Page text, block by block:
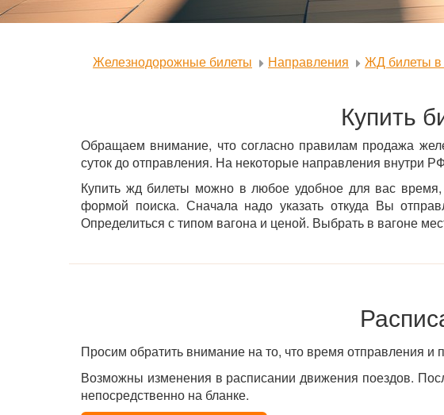
Железнодорожные билеты Направления ЖД билеты в
Купить
Обращаем внимание, что согласно правилам продажа
суток до отправления. На некоторые направления внутри
Купить жд билеты можно в любое удобное для вас время,
формой поиска. Сначала надо указать откуда Вы
Определиться с типом вагона и ценой. Выбрать в вагоне
Просим обратить внимание на то, что время отправления и
Возможны изменения в расписании движения поездов.
непосредственно на бланке.